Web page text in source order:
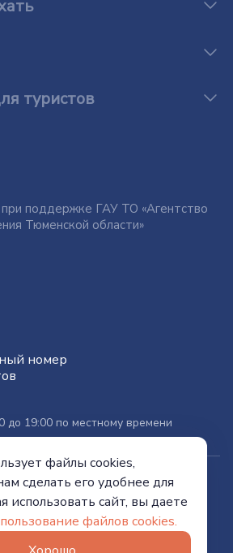
туристов
поддержке ГАУ ТО «Агентство
Тюменской области»
номер
до 19:00 по местному времени
области
файлы cookies,
сделать его удобнее для
использовать сайт, вы даете
файлов cookies.